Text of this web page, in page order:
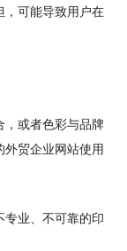
可能导致用户在
或者色彩与品牌
贸企业网站使用
业、不可靠的印